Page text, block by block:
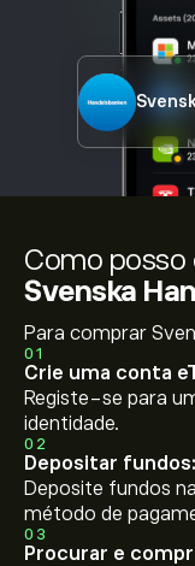
Como posso
Svenska
Para comprar
01
Crie uma conta
Registe-se para
identidade.
02
Depositar fundos:
Deposite fundos
método de
03
Procurar e